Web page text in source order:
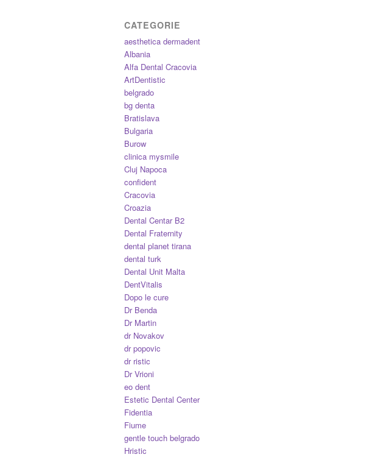
CATEGORIE
aesthetica dermadent
Albania
Alfa Dental Cracovia
ArtDentistic
belgrado
bg denta
Bratislava
Bulgaria
Burow
clinica mysmile
Cluj Napoca
confident
Cracovia
Croazia
Dental Centar B2
Dental Fraternity
dental planet tirana
dental turk
Dental Unit Malta
DentVitalis
Dopo le cure
Dr Benda
Dr Martin
dr Novakov
dr popovic
dr ristic
Dr Vrioni
eo dent
Estetic Dental Center
Fidentia
Fiume
gentle touch belgrado
Hristic